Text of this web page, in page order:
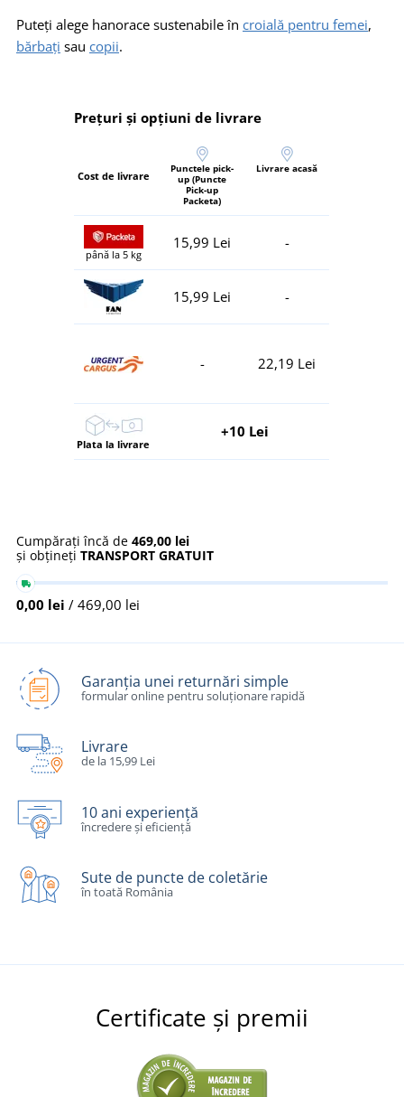
Puteți alege hanorace sustenabile în croială pentru femei,
bărbați sau copii.
Prețuri și opțiuni de livrare
Cost de livrare
Punctele pick-
up (Puncte
Pick-up
Packeta)
Livrare acasă
până la 5 kg
15,99 Lei -
15,99 Lei -
- 22,19 Lei
Plata la livrare
+10 Lei
Cumpărați încă de 469,00 lei
și obțineți TRANSPORT GRATUIT
0,00 lei / 469,00 lei
Garanția unei returnări simple
formular online pentru soluționare rapidă
Livrare
de la 15,99 Lei
10 ani experiență
încredere și eficiență
Sute de puncte de coletărie
în toată România
Certificate și premii